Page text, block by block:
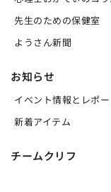
先生のための保健室
ようさん新聞
お知らせ
イベント情報とレポー
新着アイテム
チームクリフ